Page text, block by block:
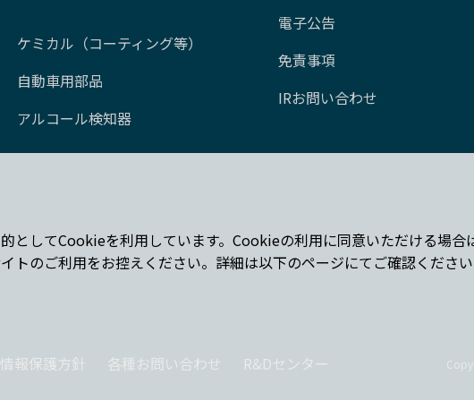
としてCookieを利用しています。Cookieの利用に同意いただける場合
トのご利用をお控えください。詳細は以下のページにてご確認ください
ケミカル（コーティング等）
自動車用部品
アルコール検知器
電子公告
免責事項
IRお問い合わせ
報保護方針 各種お問い合わせ R&Dセンター